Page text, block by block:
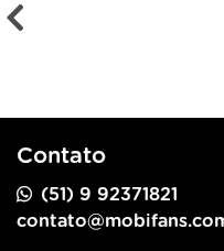
Contato
(51) 9 92371821